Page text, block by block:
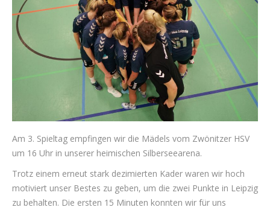
Am 3. Spieltag empfingen wir die Mädels vom Zwönitzer HSV
um 16 Uhr in unserer heimischen Silberseearena.
Trotz einem erneut stark dezimierten Kader waren wir hoch
motiviert unser Bestes zu geben, um die zwei Punkte in Leipzig
zu behalten. Die ersten 15 Minuten konnten wir für uns